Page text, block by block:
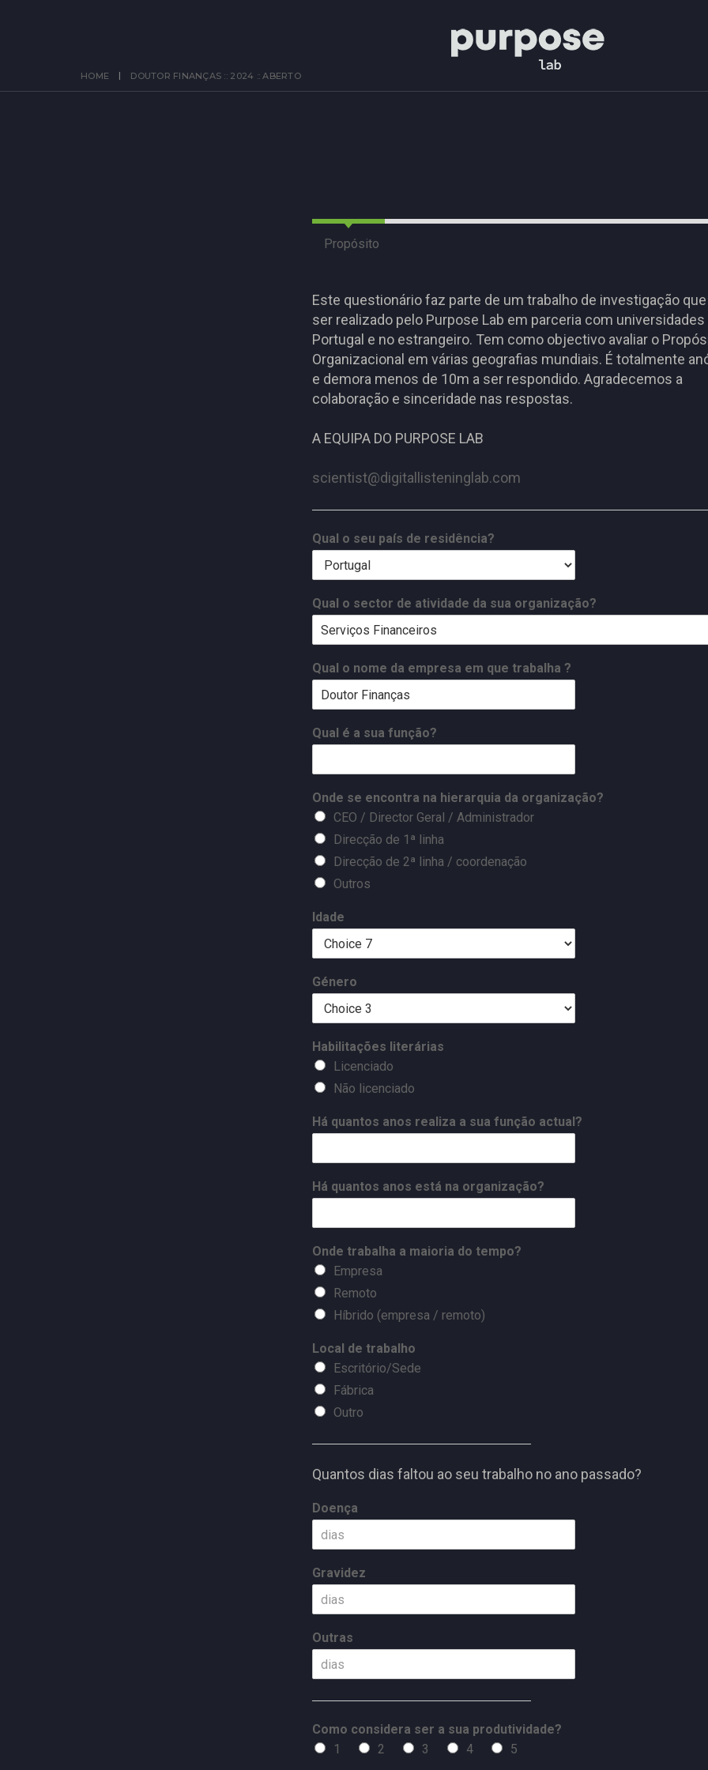
HOME DOUTOR FINANÇAS :: 2024 :: ABERTO
Propósito
Este questionário faz parte de um trabalho de investigação
ser realizado pelo Purpose Lab em parceria com universidades
Portugal e no estrangeiro. Tem como objectivo avaliar o
Organizacional em várias geografias mundiais. É totalmente
e demora menos de 10m a ser respondido. Agradecemos a
colaboração e sinceridade nas respostas.
A EQUIPA DO PURPOSE LAB
scientist@digitallisteninglab.com
Qual o seu país de residência?
Qual o sector de atividade da sua organização?
Qual o nome da empresa em que trabalha ?
Qual é a sua função?
Onde se encontra na hierarquia da organização?
CEO / Director Geral / Administrador
Direcção de 1ª linha
Direcção de 2ª linha / coordenação
Outros
Idade
Género
Habilitações literárias
Licenciado
Não licenciado
Há quantos anos realiza a sua função actual?
Há quantos anos está na organização?
Onde trabalha a maioria do tempo?
Empresa
Remoto
Híbrido (empresa / remoto)
Local de trabalho
Escritório/Sede
Fábrica
Outro
Quantos dias faltou ao seu trabalho no ano passado?
Doença
Gravidez
Outras
Como considera ser a sua produtividade?
1
2 3 4 5